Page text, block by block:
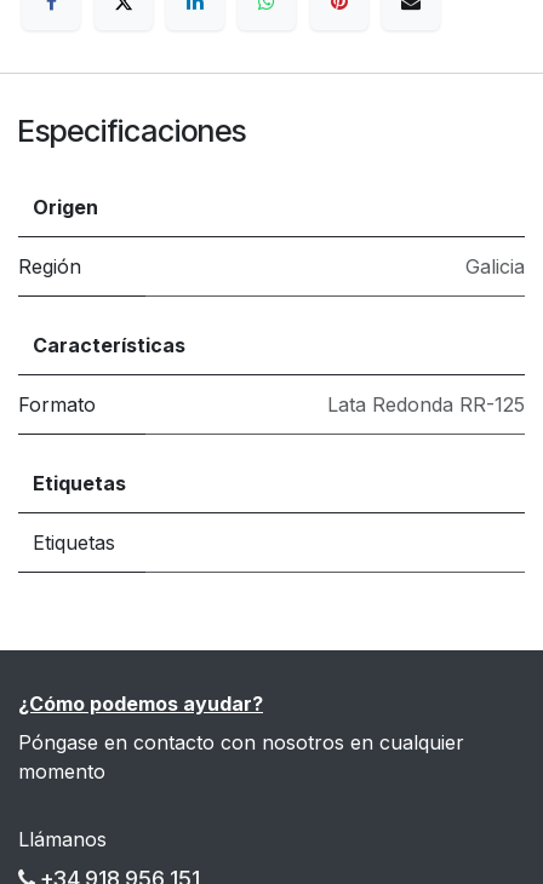
Especificaciones
Origen
Región Galicia
Características
Formato Lata Redonda RR-125
Etiquetas
Etiquetas
¿Cómo podemos ayudar?
Póngase en contacto con nosotros en cualquier
momento
Llámanos